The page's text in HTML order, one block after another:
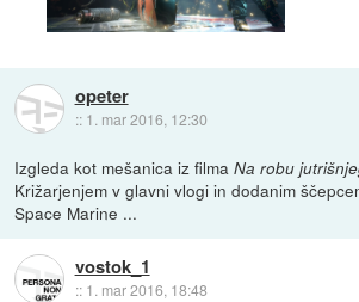
opeter
:: 1. mar 2016, 12:30
Izgleda kot mešanica iz filmaNa robu
Križarjenjem v glavni vlogi in dodanim
Space Marine ...
vostok_1
:: 1. mar 2016, 18:48